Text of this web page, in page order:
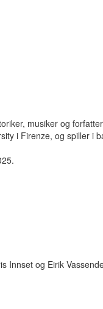
musiker og
i Firenze, og spiller i
Innset og Eirik